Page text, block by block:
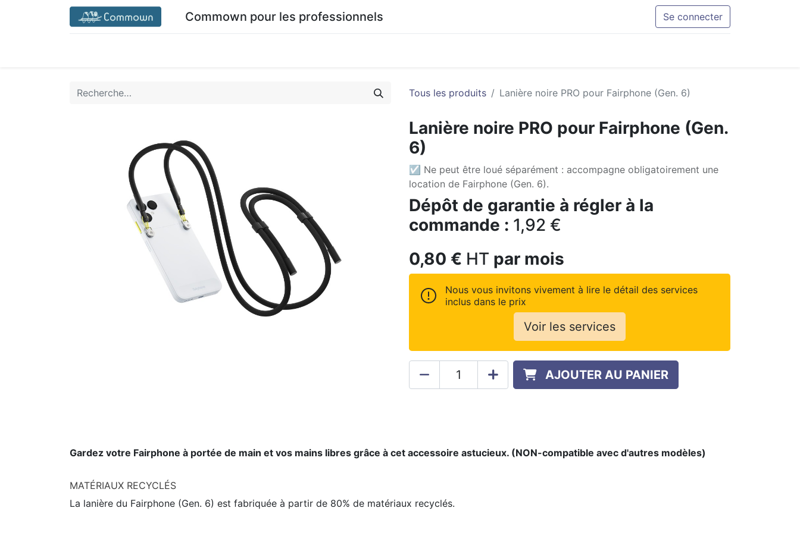
Commown pour les professionnels Se connecter
Tous les produits Lanière noire PRO pour Fairphone (Gen. 6)
Lanière noire PRO pour Fairphone (Gen.
6)
☑ Ne peut être loué séparément : accompagne obligatoirement une
location de Fairphone (Gen. 6).
Dépôt de garantie à régler à la
commande : 1,92 €
0,80 € HT par mois
Nous vous invitons vivement à lire le détail des services
inclus dans le prix
Voir les services
AJOUTER AU PANIER
Gardez votre Fairphone à portée de main et vos mains libres grâce à cet accessoire astucieux. (NON-compatible avec d'autres modèles)
MATÉRIAUX RECYCLÉS
La lanière du Fairphone (Gen. 6) est fabriquée à partir de 80% de matériaux recyclés.